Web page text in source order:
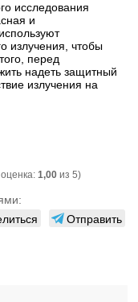
исследования
и
излучения, чтобы
перед
надеть защитный
излучения на
1,00из 5)
Отправить